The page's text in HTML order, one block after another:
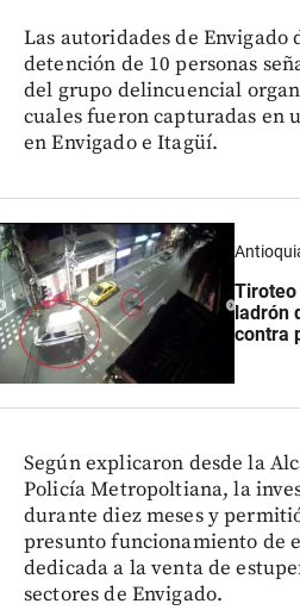
Las autoridades de Envigado
detención de 10 personas
del grupo delincuencial
cuales fueron capturadas en
en Envigado e Itagüí.
Tiroteo
ladrón
contra
Según explicaron desde la
Policía Metropoltiana, la
durante diez meses y
presunto funcionamiento de
dedicada a la venta de
sectores de Envigado.